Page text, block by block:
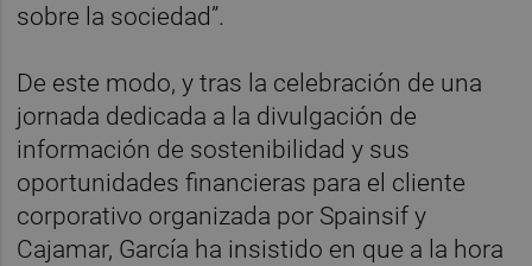
sobre la sociedad”.
De este modo, y tras la celebración de una
jornada dedicada a la divulgación de
información de sostenibilidad y sus
oportunidades financieras para el cliente
corporativo organizada por Spainsif y
Cajamar, García ha insistido en que a la hora